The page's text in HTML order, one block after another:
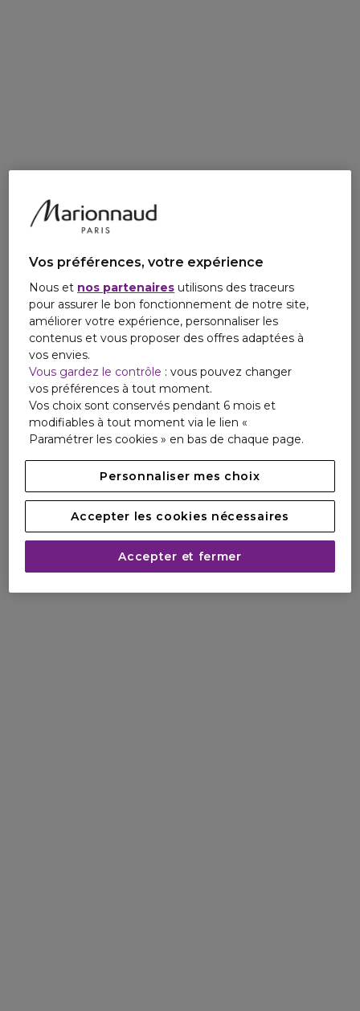
Vos préférences, votre expérience
Nous et nos partenaires utilisons des traceurs
pour assurer le bon fonctionnement de notre site,
améliorer votre expérience, personnaliser les
contenus et vous proposer des offres adaptées à
vos envies.
Vous gardez le contrôle : vous pouvez changer
vos préférences à tout moment.
Vos choix sont conservés pendant 6 mois et
modifiables à tout moment via le lien «
Paramétrer les cookies » en bas de chaque page.
Personnaliser mes choix
Accepter les cookies nécessaires
Accepter et fermer